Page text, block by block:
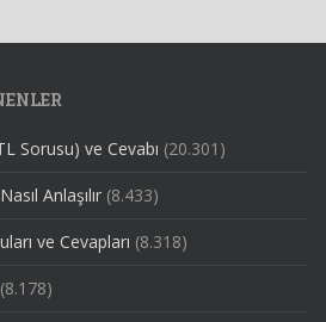
Sorusu) ve Cevabı (20.301)
Anlaşılır (8.433)
ve Cevapları (8.318)
(8.178)